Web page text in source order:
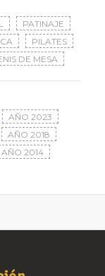
PATINAJE
PILATES
DE MESA
AÑO 2023
AÑO 2018
AÑO 2014